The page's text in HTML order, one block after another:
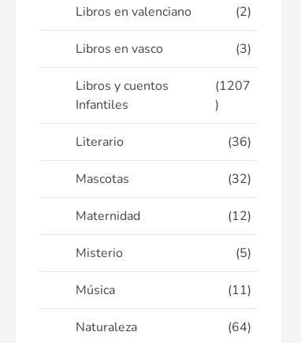
Libros en valenciano (2)
Libros en vasco (3)
Libros y cuentos
Infantiles
(1207
)
Literario (36)
Mascotas (32)
Maternidad (12)
Misterio (5)
Música (11)
Naturaleza (64)